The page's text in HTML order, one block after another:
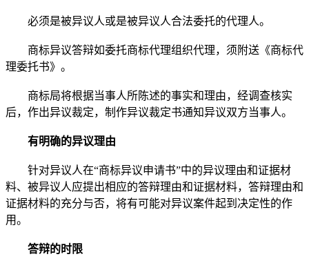
必须是被异议人或是被异议人合法委托的代理人。
商标异议答辩如委托商标代理组织代理，须附送《商标代
理委托书》。
商标局将根据当事人所陈述的事实和理由，经调查核实
后，作出异议裁定，制作异议裁定书通知异议双方当事人。
有明确的异议理由
针对异议人在“商标异议申请书”中的异议理由和证据材
料、被异议人应提出相应的答辩理由和证据材料，答辩理由和
证据材料的充分与否，将有可能对异议案件起到决定性的作
用。
答辩的时限